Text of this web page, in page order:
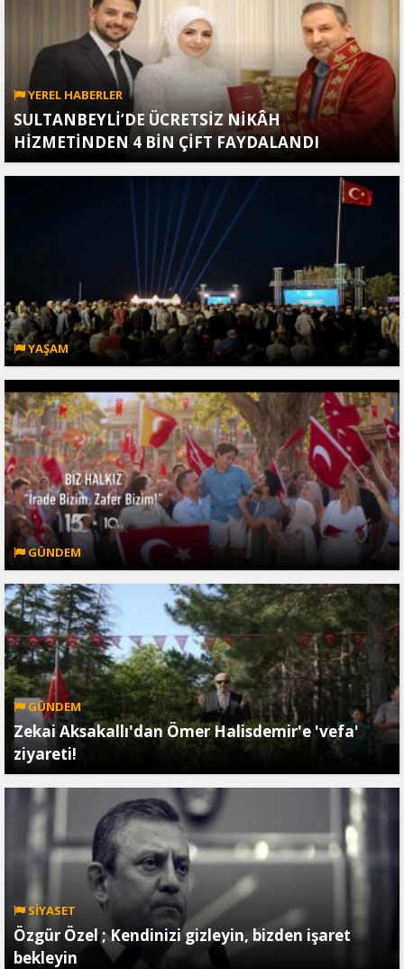
YEREL HABERLER
SULTANBEYLİ’DE ÜCRETSİZ NİKÂH
HİZMETİNDEN 4 BİN ÇİFT FAYDALANDI
YAŞAM
GÜNDEM
GÜNDEM
Zekai Aksakallı'dan Ömer Halisdemir'e 'vefa'
ziyareti!
SİYASET
Özgür Özel ; Kendinizi gizleyin, bizden işaret
bekleyin